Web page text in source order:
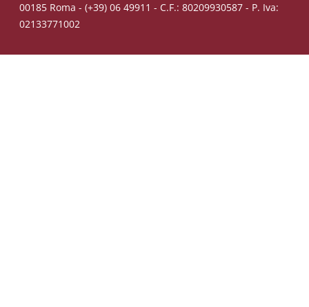
00185 Roma - (+39) 06 49911 - C.F.: 80209930587 - P. Iva:
02133771002